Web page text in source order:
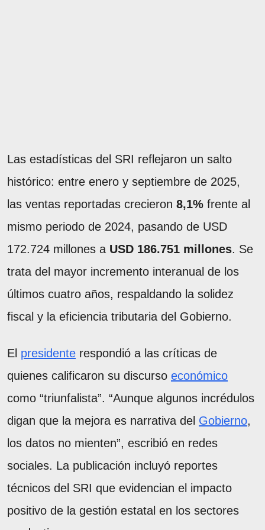
Las estadísticas del SRI reflejaron un salto
histórico: entre enero y septiembre de 2025,
las ventas reportadas crecieron 8,1% frente al
mismo periodo de 2024, pasando de USD
172.724 millones a USD 186.751 millones. Se
trata del mayor incremento interanual de los
últimos cuatro años, respaldando la solidez
fiscal y la eficiencia tributaria del Gobierno.
El presidente respondió a las críticas de
quienes calificaron su discurso económico
como “triunfalista”. “Aunque algunos incrédulos
digan que la mejora es narrativa del Gobierno,
los datos no mienten”, escribió en redes
sociales. La publicación incluyó reportes
técnicos del SRI que evidencian el impacto
positivo de la gestión estatal en los sectores